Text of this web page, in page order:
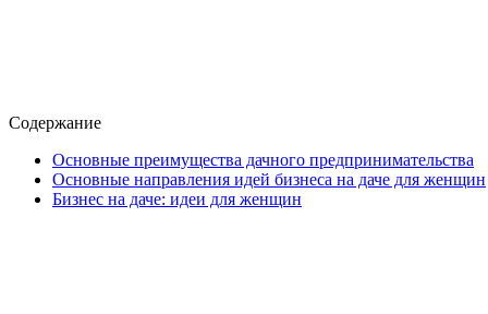
Содержание
Основные преимущества дачного предпринимательства
Основные направления идей бизнеса на даче для женщин
Бизнес на даче: идеи для женщин